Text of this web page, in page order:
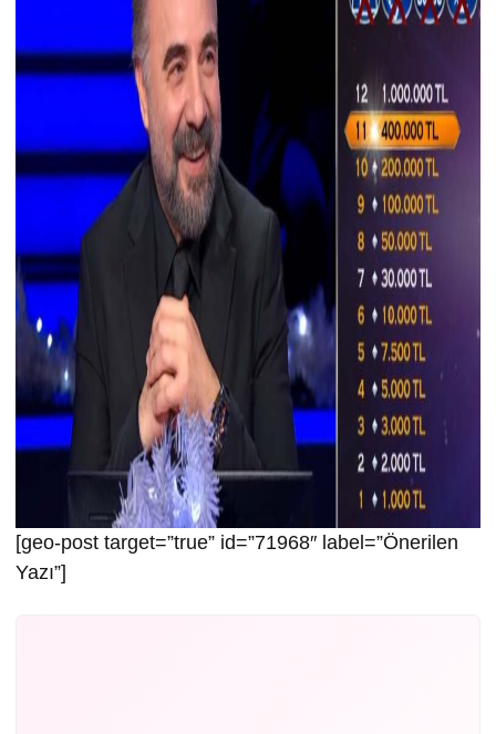
[geo-post target=”true” id=”71968″ label=”Önerilen
Yazı”]